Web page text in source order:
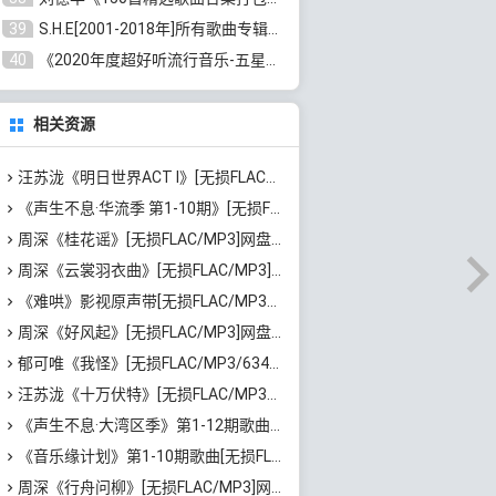
39
S.H.E[2001-2018年]所有歌曲专辑打包[无损FLAC/MP3/16.05GB]百度云网盘下载
40
《2020年度超好听流行音乐-五星珍藏版10CD》[无损WAV/MP3/6.77GB]百度云网盘下载
相关资源
汪苏泷《明日世界ACT I》[无损FLAC/MP3/861MB]百度云网盘下载
《声生不息·华流季 第1-10期》[无损FLAC/MP3/781MB]百度云网盘下载
周深《桂花谣》[无损FLAC/MP3]网盘下载
周深《云裳羽衣曲》[无损FLAC/MP3]网盘下载
《难哄》影视原声带[无损FLAC/MP3/798MB]百度云网盘下载
周深《好风起》[无损FLAC/MP3]网盘下载
郁可唯《我怪》[无损FLAC/MP3/634MB]百度云网盘下载
汪苏泷《十万伏特》[无损FLAC/MP3/672MB]百度云网盘下载
《声生不息·大湾区季》第1-12期歌曲合集[无损FLAC/MP3]百度云网盘下载
《音乐缘计划》第1-10期歌曲[无损FLAC/MP3]百度云网盘下载
周深《行舟问柳》[无损FLAC/MP3]网盘下载